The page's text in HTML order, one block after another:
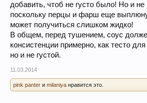
добавить, чтоб не густо было! Но и не
поскольку перцы и фарш еще
может получиться слишком жидко!
В общем, перед тушением, соус
консистенции примерно, как тесто
но и не густой.
11.03.2014
pink panter и milaniya нравится это.